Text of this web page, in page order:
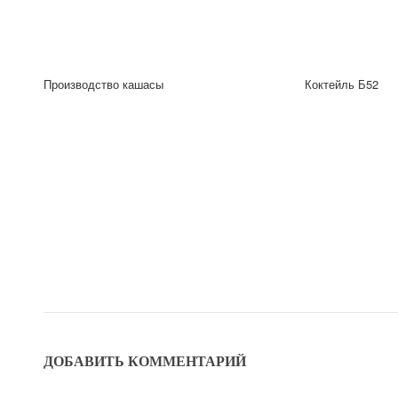
Производство кашасы Коктейль Б52
ДОБАВИТЬ КОММЕНТАРИЙ